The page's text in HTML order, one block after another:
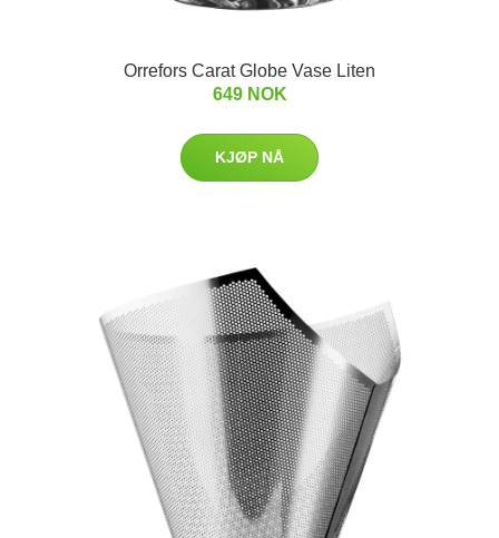
Orrefors Carat Globe Vase Liten
649 NOK
KJØP NÅ